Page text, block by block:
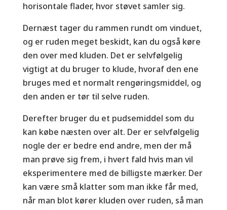
horisontale flader, hvor støvet samler sig.
Dernæst tager du rammen rundt om vinduet,
og er ruden meget beskidt, kan du også køre
den over med kluden. Det er selvfølgelig
vigtigt at du bruger to klude, hvoraf den ene
bruges med et normalt rengøringsmiddel, og
den anden er tør til selve ruden.
Derefter bruger du et pudsemiddel som du
kan købe næsten over alt. Der er selvfølgelig
nogle der er bedre end andre, men der må
man prøve sig frem, i hvert fald hvis man vil
eksperimentere med de billigste mærker. Der
kan være små klatter som man ikke får med,
når man blot kører kluden over ruden, så man